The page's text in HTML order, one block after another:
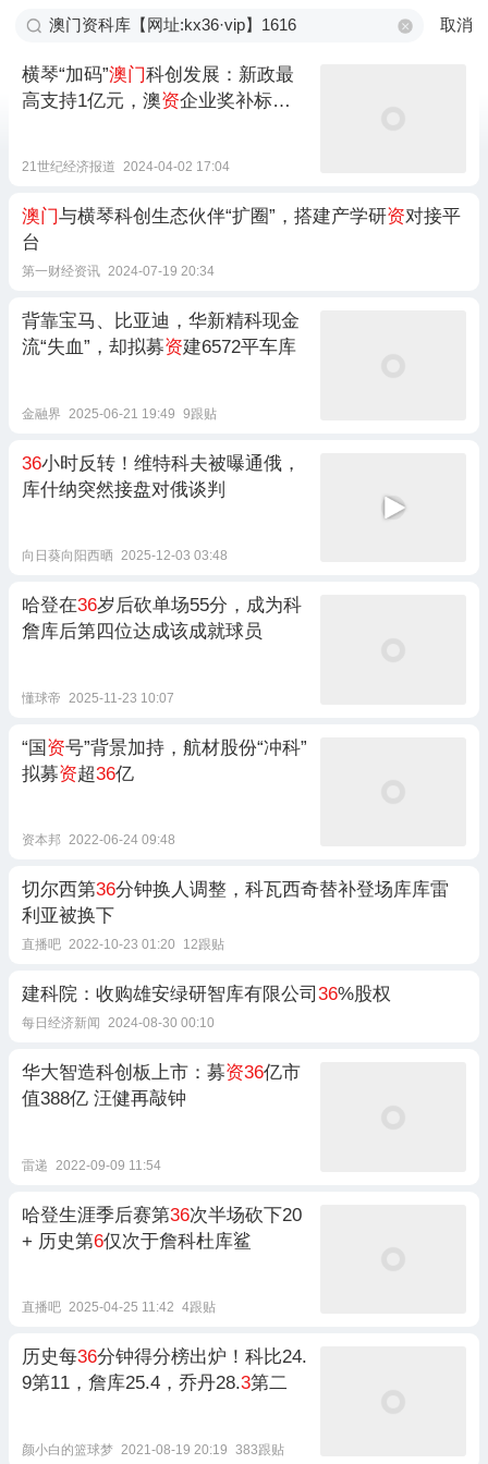
取消
横琴“加码”澳门科创发展：新政最
高支持1亿元，澳资企业奖补标准
21世纪经济报道 2024-04-02 17:04
澳门与横琴科创生态伙伴“扩圈”，搭建产学研资对接平
台
第一财经资讯 2024-07-19 20:34
背靠宝马、比亚迪，华新精科现金
流“失血”，却拟募资建6572平车库
金融界 2025-06-21 19:49 9跟贴
36小时反转！维特科夫被曝通俄，
库什纳突然接盘对俄谈判
向日葵向阳西晒 2025-12-03 03:48
哈登在36岁后砍单场55分，成为科
詹库后第四位达成该成就球员
懂球帝 2025-11-23 10:07
“国 资号”背景加持，航材股份“冲科”
拟募资超36亿
资本邦 2022-06-24 09:48
切尔西第36分钟换人调整，科瓦西奇替补登场库库雷
利亚被换下
直播吧 2022-10-23 01:20 12跟贴
建科院：收购雄安绿研智库有限公司 36%股权
每日经济新闻 2024-08-30 00:10
华大智造科创板上市：募资36亿市
值388亿 汪健再敲钟
雷递 2022-09-09 11:54
哈登生涯季后赛第36次半场砍下20
+ 历史第6仅次于詹科杜库鲨
直播吧 2025-04-25 11:42 4跟贴
历史每36分钟得分榜出炉！科比24.
9第11，詹库25.4，乔丹28.3第二
颜小白的篮球梦 2021-08-19 20:19 383跟贴